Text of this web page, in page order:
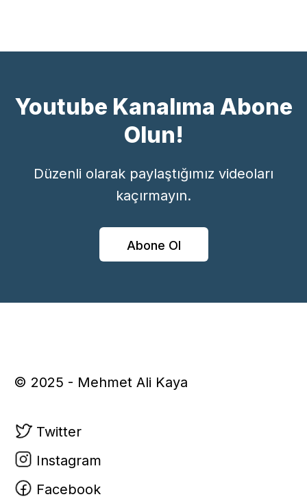
Youtube Kanalıma Abone
Olun!
Düzenli olarak paylaştığımız videoları
kaçırmayın.
Abone Ol
© 2025 - Mehmet Ali Kaya
Twitter
Instagram
Facebook